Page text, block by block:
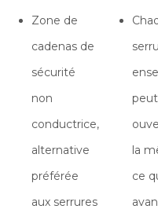
Zone de
cadenas de
sécurité
non
conductrice,
alternative
préférée
aux serrures
la
ce